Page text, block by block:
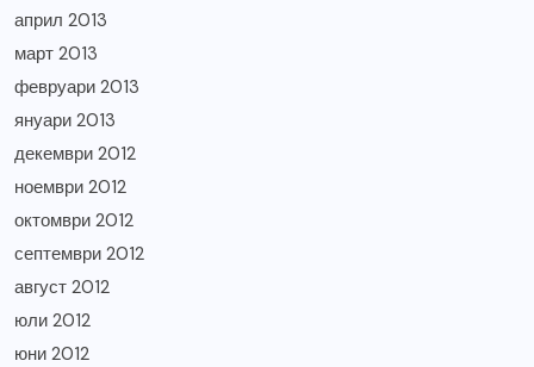
април 2013
март 2013
февруари 2013
януари 2013
декември 2012
ноември 2012
октомври 2012
септември 2012
август 2012
юли 2012
юни 2012